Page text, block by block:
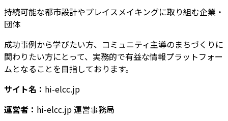
持続可能な都市設計やプレイスメイキングに取り組む企業・
団体
成功事例から学びたい方、コミュニティ主導のまちづくりに
関わりたい方にとって、実務的で有益な情報プラットフォー
ムとなることを目指しております。
サイト名 ： hi-elcc.jp
運営者 ： hi-elcc.jp 運営事務局